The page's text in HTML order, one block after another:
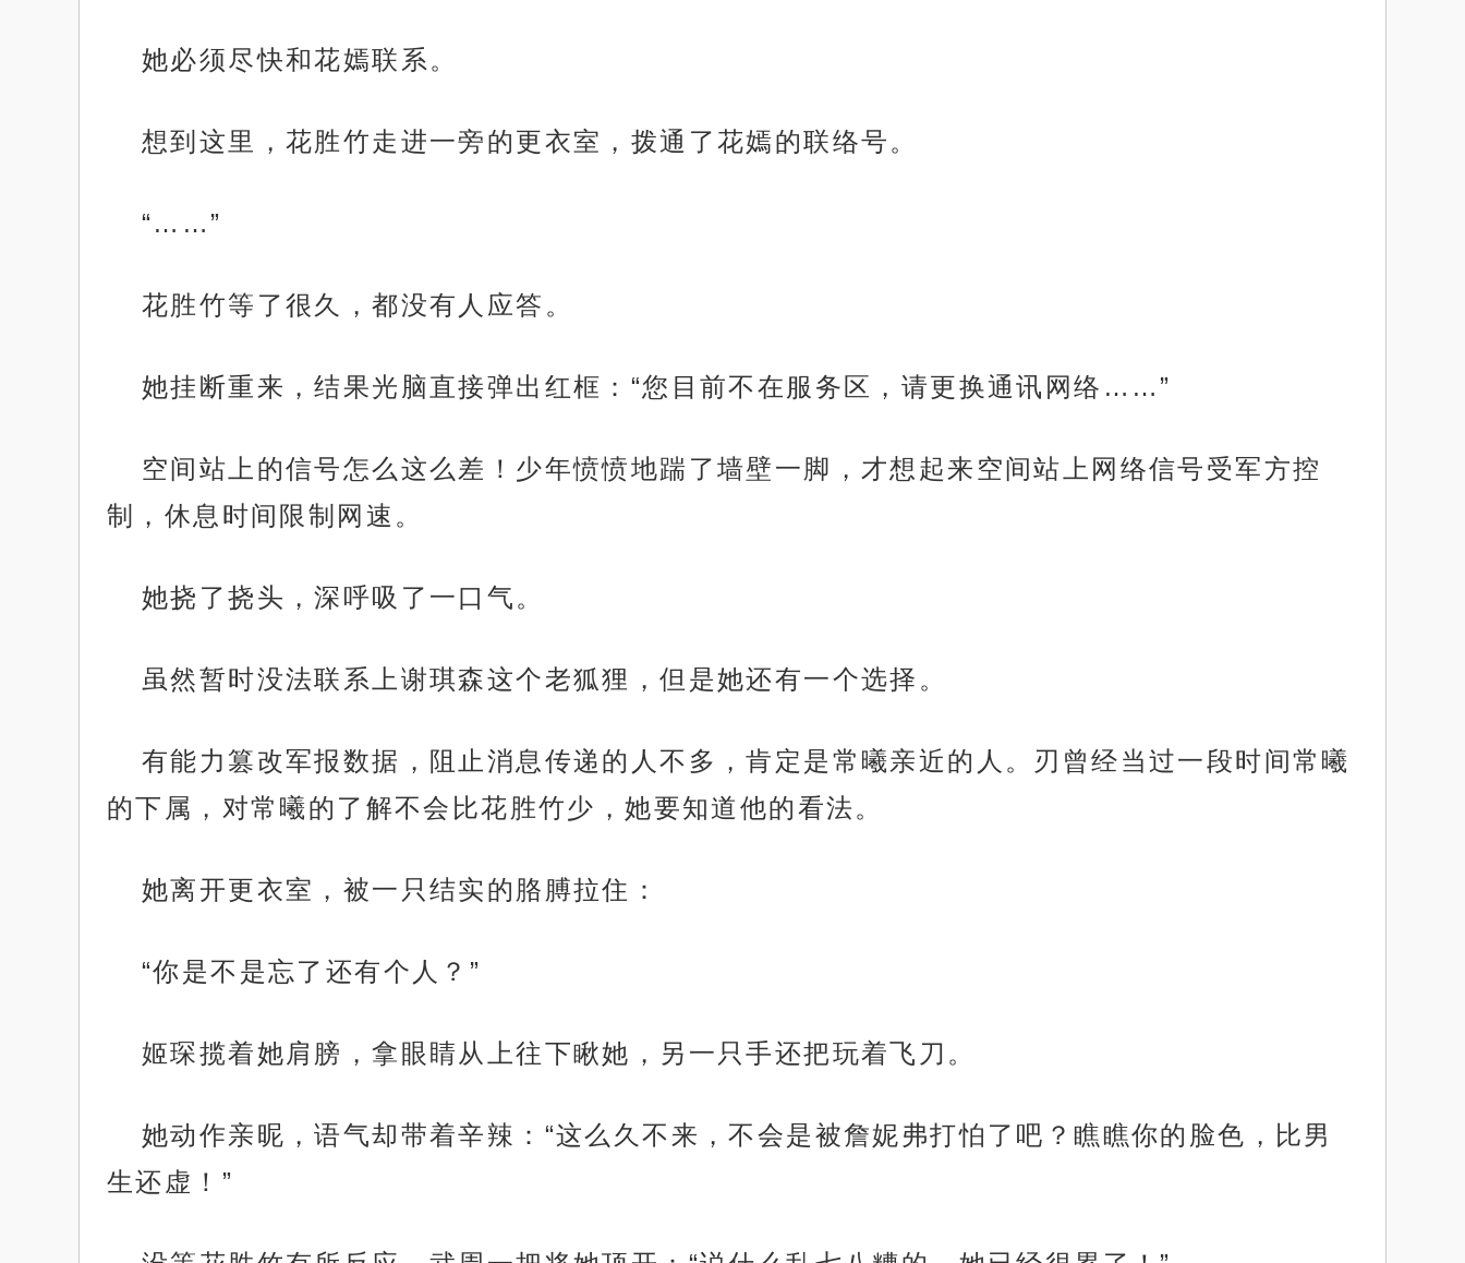
她必须尽快和花嫣联系。
想到这里，花胜竹走进一旁的更衣室，拨通了花嫣的联络号。
“……”
花胜竹等了很久，都没有人应答。
她挂断重来，结果光脑直接弹出红框：“您目前不在服务区，请更换通讯网络……”
空间站上的信号怎么这么差！少年愤愤地踹了墙壁一脚，才想起来空间站上网络信号受军方控
制，休息时间限制网速。
她挠了挠头，深呼吸了一口气。
虽然暂时没法联系上谢琪森这个老狐狸，但是她还有一个选择。
有能力篡改军报数据，阻止消息传递的人不多，肯定是常曦亲近的人。刃曾经当过一段时间常曦
的下属，对常曦的了解不会比花胜竹少，她要知道他的看法。
她离开更衣室，被一只结实的胳膊拉住：
“你是不是忘了还有个人？”
姬琛揽着她肩膀，拿眼睛从上往下瞅她，另一只手还把玩着飞刀。
她动作亲昵，语气却带着辛辣：“这么久不来，不会是被詹妮弗打怕了吧？瞧瞧你的脸色，比男
生还虚！”